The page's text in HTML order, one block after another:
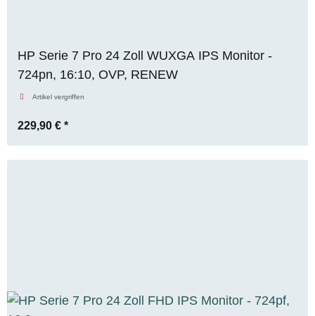
HP Serie 7 Pro 24 Zoll WUXGA IPS Monitor -
724pn, 16:10, OVP, RENEW
Artikel vergriffen
229,90 € *